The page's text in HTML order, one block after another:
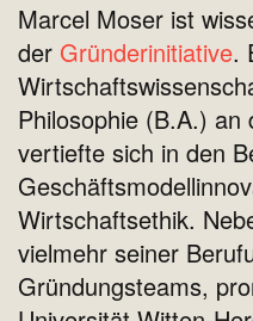
Marcel Moser ist
der Gründerinitiative.
Philosophie (B.A.)
vertiefte sich in den
Wirtschaftsethik.
vielmehr seiner
Gründungsteams,